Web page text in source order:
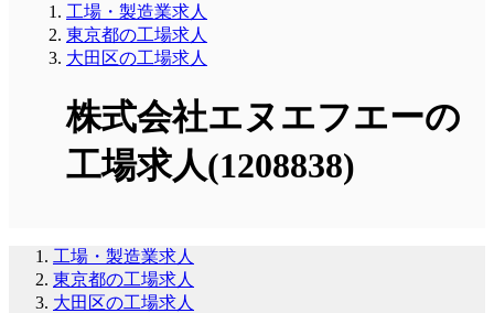
工場・製造業求人
東京都の工場求人
大田区の工場求人
株式会社エヌエフエーの
工場求人(1208838)
工場・製造業求人
東京都の工場求人
大田区の工場求人